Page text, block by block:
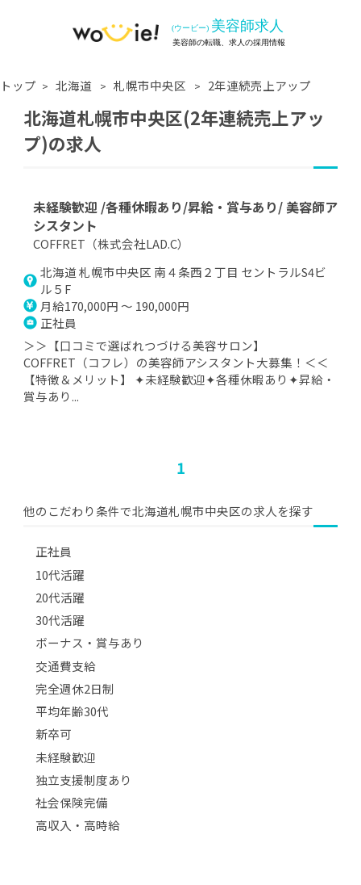
トップ 北海道 札幌市中央区 2年連続売上アップ
北海道札幌市中央区(2年連続売上アッ
プ)の求人
未経験歓迎 /各種休暇あり/昇給・賞与あり/ 美容師ア
シスタント
COFFRET（株式会社LAD.C）
北海道 札幌市中央区 南４条西２丁目 セントラルS4ビ
ル５F
月給170,000円 ～ 190,000円
正社員
＞＞【口コミで選ばれつづける美容サロン】
COFFRET（コフレ）の美容師アシスタント大募集！＜＜
【特徴＆メリット】 ✦未経験歓迎✦各種休暇あり✦昇給・
賞与あり...
1
他のこだわり条件で北海道札幌市中央区の求人を探す
正社員
10代活躍
20代活躍
30代活躍
ボーナス・賞与あり
交通費支給
完全週休2日制
平均年齢30代
新卒可
未経験歓迎
独立支援制度あり
社会保険完備
高収入・高時給